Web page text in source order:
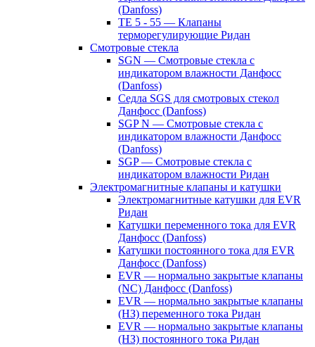
(Danfoss)
TE 5 - 55 — Клапаны
терморегулирующие Ридан
Смотровые стекла
SGN — Смотровые стекла с
индикатором влажности Данфосс
(Danfoss)
Седла SGS для смотровых стекол
Данфосс (Danfoss)
SGP N — Смотровые стекла с
индикатором влажности Данфосс
(Danfoss)
SGP — Смотровые стекла с
индикатором влажности Ридан
Электромагнитные клапаны и катушки
Электромагнитные катушки для EVR
Ридан
Катушки переменного тока для EVR
Данфосс (Danfoss)
Катушки постоянного тока для EVR
Данфосс (Danfoss)
EVR — нормально закрытые клапаны
(NC) Данфосс (Danfoss)
EVR — нормально закрытые клапаны
(НЗ) переменного тока Ридан
EVR — нормально закрытые клапаны
(НЗ) постоянного тока Ридан